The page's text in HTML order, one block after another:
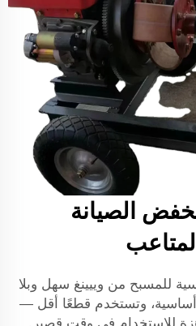
الصيانة
للمسبح من وييينغ سهل وبلا
وتستخدم قطعًا أقل —
للاستخدام في وقت قصير.